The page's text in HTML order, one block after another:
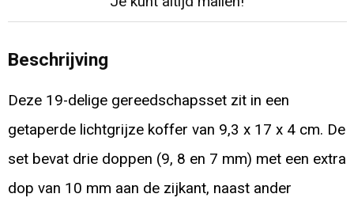
Beschrijving
Deze 19-delige gereedschapsset zit in een
getaperde lichtgrijze koffer van 9,3 x 17 x 4 cm. De
set bevat drie doppen (9, 8 en 7 mm) met een extra
dop van 10 mm aan de zijkant, naast ander